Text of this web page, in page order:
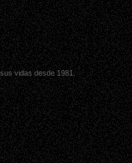
vidas desde 1981.